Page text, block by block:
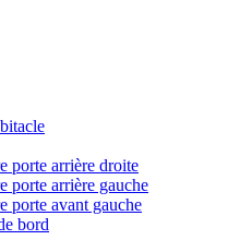
porte arrière droite
porte arrière gauche
porte avant gauche
bord